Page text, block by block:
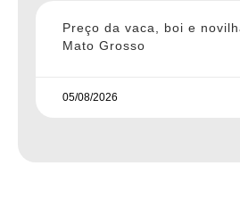
Preço da vaca, boi e
Mato Grosso
05/08/2026